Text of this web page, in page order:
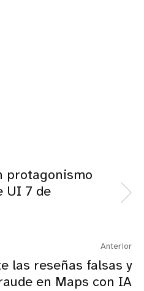
protagonismo
UI 7 de
Anterior
las reseñas falsas y
en Maps con IA